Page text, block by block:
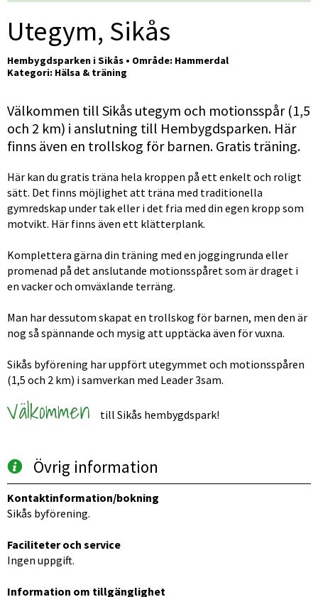
Utegym, Sikås
Hembygdsparken i Sikås • Område: Hammerdal
Kategori: Hälsa & träning
Välkommen till Sikås utegym och motionsspår (1,5
och 2 km) i anslutning till Hembygdsparken. Här
finns även en trollskog för barnen. Gratis träning.
Här kan du gratis träna hela kroppen på ett enkelt och roligt
sätt. Det finns möjlighet att träna med traditionella
gymredskap under tak eller i det fria med din egen kropp som
motvikt. Här finns även ett klätterplank.
Komplettera gärna din träning med en joggingrunda eller
promenad på det anslutande motionsspåret som är draget i
en vacker och omväxlande terräng.
Man har dessutom skapat en trollskog för barnen, men den är
nog så spännande och mysig att upptäcka även för vuxna.
Sikås byförening har uppfört utegymmet och motionsspåren
(1,5 och 2 km) i samverkan med Leader 3sam.
Välkommen till Sikås hembygdspark!
Övrig information
Kontaktinformation/bokning
Sikås byförening.
Faciliteter och service
Ingen uppgift.
Information om tillgänglighet